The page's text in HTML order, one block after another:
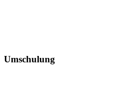
Umschulung